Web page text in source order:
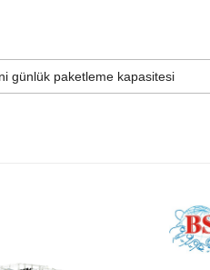
günlük paketleme kapasitesi